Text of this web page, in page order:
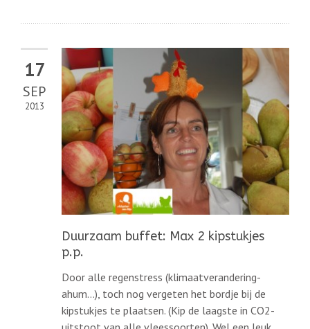
17
SEP
2013
Duurzaam buffet: Max 2 kipstukjes
p.p.
Door alle regenstress (klimaatverandering-
ahum…), toch nog vergeten het bordje bij de
kipstukjes te plaatsen. (Kip de laagste in CO2-